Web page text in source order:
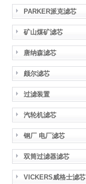
PARKER派克滤芯
矿山煤矿滤芯
唐纳森滤芯
颇尔滤芯
过滤装置
汽轮机滤芯
钢厂 电厂滤芯
双筒过滤器滤芯
VICKERS威格士滤芯